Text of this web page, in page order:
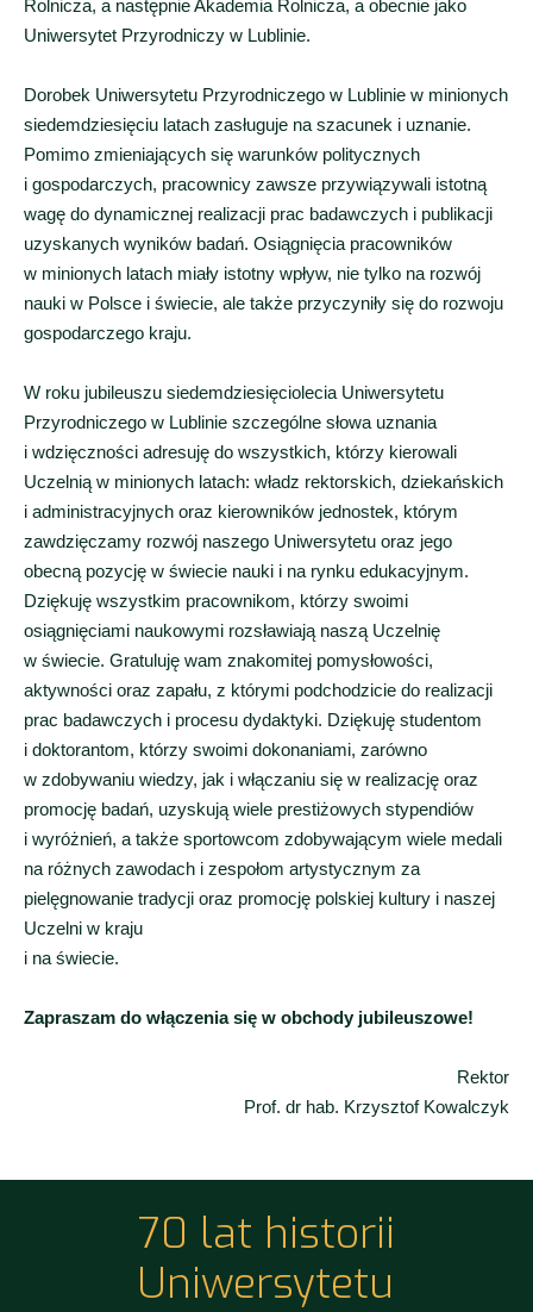
Rolnicza, a następnie Akademia Rolnicza, a obecnie jako
Uniwersytet Przyrodniczy w Lublinie.
Dorobek Uniwersytetu Przyrodniczego w Lublinie w minionych
siedemdziesięciu latach zasługuje na szacunek i uznanie.
Pomimo zmieniających się warunków politycznych
i gospodarczych, pracownicy zawsze przywiązywali istotną
wagę do dynamicznej realizacji prac badawczych i publikacji
uzyskanych wyników badań. Osiągnięcia pracowników
w minionych latach miały istotny wpływ, nie tylko na rozwój
nauki w Polsce i świecie, ale także przyczyniły się do rozwoju
gospodarczego kraju.
W roku jubileuszu siedemdziesięciolecia Uniwersytetu
Przyrodniczego w Lublinie szczególne słowa uznania
i wdzięczności adresuję do wszystkich, którzy kierowali
Uczelnią w minionych latach: władz rektorskich, dziekańskich
i administracyjnych oraz kierowników jednostek, którym
zawdzięczamy rozwój naszego Uniwersytetu oraz jego
obecną pozycję w świecie nauki i na rynku edukacyjnym.
Dziękuję wszystkim pracownikom, którzy swoimi
osiągnięciami naukowymi rozsławiają naszą Uczelnię
w świecie. Gratuluję wam znakomitej pomysłowości,
aktywności oraz zapału, z którymi podchodzicie do realizacji
prac badawczych i procesu dydaktyki. Dziękuję studentom
i doktorantom, którzy swoimi dokonaniami, zarówno
w zdobywaniu wiedzy, jak i włączaniu się w realizację oraz
promocję badań, uzyskują wiele prestiżowych stypendiów
i wyróżnień, a także sportowcom zdobywającym wiele medali
na różnych zawodach i zespołom artystycznym za
pielęgnowanie tradycji oraz promocję polskiej kultury i naszej
Uczelni w kraju
i na świecie.
Zapraszam do włączenia się w obchody jubileuszowe!
Rektor
Prof. dr hab. Krzysztof Kowalczyk
70 lat historii
Uniwersytetu